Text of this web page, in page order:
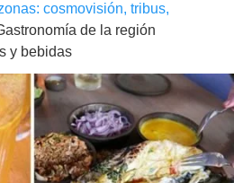
cosmovisión, tribus,
de la región
y bebidas